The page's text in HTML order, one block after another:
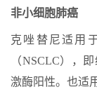
非小细胞肺癌
克唑替尼适用
（NSCLC），
激酶阳性。也适